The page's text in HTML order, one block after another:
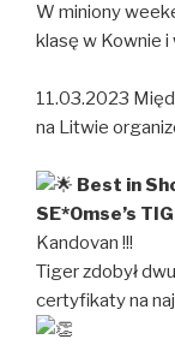
W miniony
klasę w Kownie i
11.03.2023
na Litwie
Best in
SE*Omse’s
Kandovan !!!
Tiger zdobył
certyfikaty na